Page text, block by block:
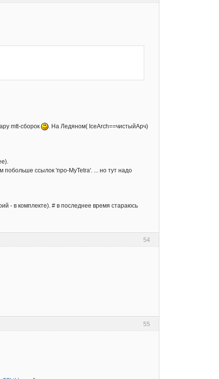
mtt-сборок
. На Ледяном( IceArch==чистыйАрч)
побольше ссылок 'про-MyTetra'. ... но тут надо
- в комплекте). # в последнее время стараюсь
54
55